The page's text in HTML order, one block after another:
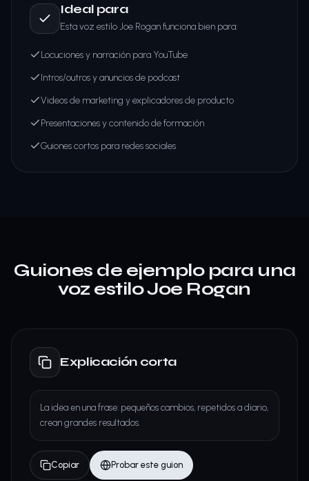
Ideal para
Esta voz estilo Joe Rogan funciona bien para:
Locuciones y narración para YouTube
Intros/outros y anuncios de podcast
Videos de marketing y explicadores de producto
Presentaciones y contenido de formación
Guiones cortos para redes sociales
Guiones de ejemplo para una
voz estilo Joe Rogan
Explicación corta
La idea en una frase: pequeños cambios, repetidos a diario,
crean grandes resultados.
Copiar Probar este guion